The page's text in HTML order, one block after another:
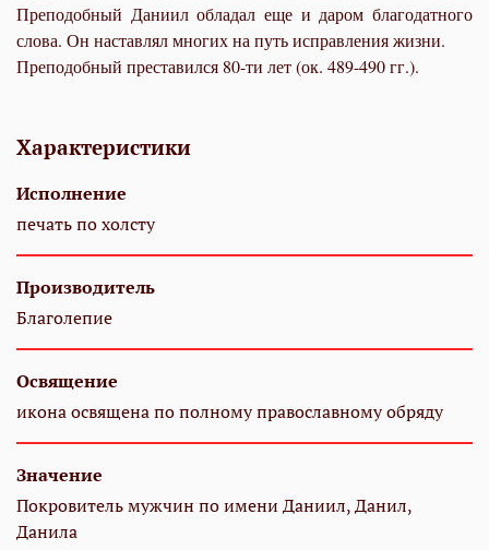
Преподобный Даниил обладал еще и даром благодатного
слова. Он наставлял многих на путь исправления жизни.
Преподобный преставился 80-ти лет (ок. 489-490 гг.).
Характеристики
Исполнение
печать по холсту
Производитель
Благолепие
Освящение
икона освящена по полному православному обряду
Значение
Покровитель мужчин по имени Даниил, Данил,
Данила